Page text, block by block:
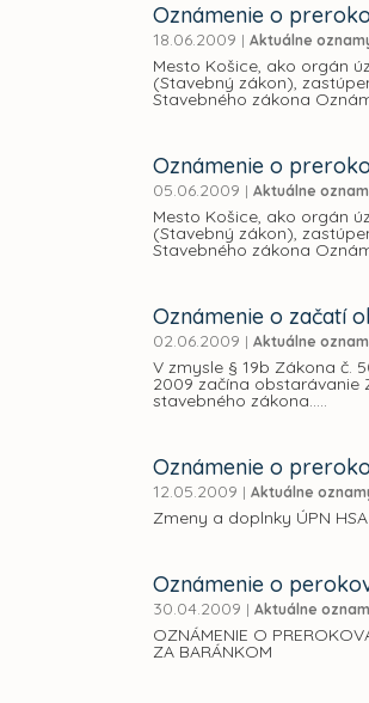
Oznámenie o
18.06.2009 | Aktuálne
Mesto Košice, ako orgán
(Stavebný zákon),
Stavebného zákona
Oznámenie o
05.06.2009 | Aktuálne
Mesto Košice, ako orgán
(Stavebný zákon),
Stavebného zákona
Oznámenie o začatí
02.06.2009 | Aktuálne
V zmysle § 19b Zákona č.
2009 začína obstarávanie
stavebného zákona.....
Oznámenie o
12.05.2009 | Aktuálne
Zmeny a doplnky ÚPN
Oznámenie o
30.04.2009 | Aktuálne
OZNÁMENIE O
ZA BARÁNKOM